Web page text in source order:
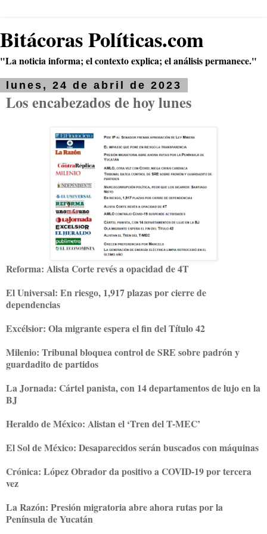
Bitácoras Políticas.com
"La noticia informa; el contexto explica; el análisis permanece."
lunes, 24 de abril de 2023
Los encabezados de hoy lunes
Reforma: Alista Corte revés a opacidad de 4T
El Universal: En riesgo, 1,917 plazas por cierre de
dependencias
Excélsior: Ola migrante espera el fin del Título 42
Milenio: Tribunal bloquea control de SRE sobre padrón y
guardadito de partidos
La Jornada: Cártel panista, con 14 departamentos de lujo en la
BJ
Heraldo de México: Alistan el ‘Tren del T-MEC’
El Sol de México: Desaparecidos serán buscados con máquinas
Crónica: López Obrador da positivo a COVID-19 por tercera
vez
La Razón: Presión migratoria abre ahora rutas por la
Península de Yucatán